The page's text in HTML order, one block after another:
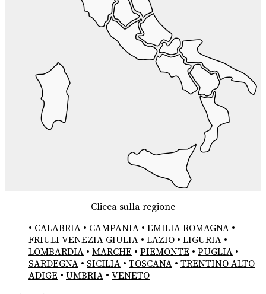
Clicca sulla regione
• CALABRIA • CAMPANIA • EMILIA ROMAGNA •
FRIULI VENEZIA GIULIA • LAZIO • LIGURIA •
LOMBARDIA • MARCHE • PIEMONTE • PUGLIA •
SARDEGNA • SICILIA • TOSCANA • TRENTINO ALTO
ADIGE • UMBRIA • VENETO